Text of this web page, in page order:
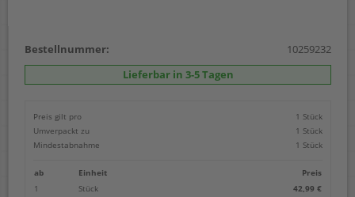
Bestellnummer:
10259232
Lieferbar in 3-5 Tagen
Preis gilt pro
1 Stück
Umverpackt zu
1 Stück
Mindestabnahme
1 Stück
ab Einheit
Preis
1
Stück
42,99 €